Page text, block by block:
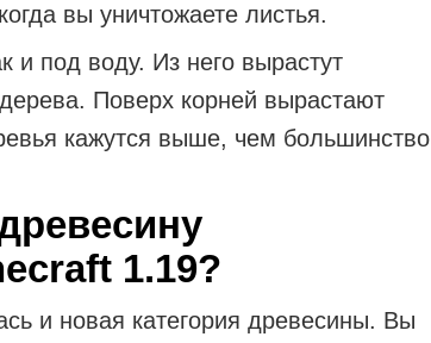
вы уничтожаете листья.
и под воду. Из него вырастут
Поверх корней вырастают
кажутся выше, чем большинство
1.19?
и новая категория древесины. Вы